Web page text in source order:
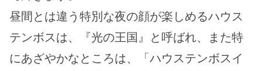
昼間とは違う特別な夜の顔が楽しめるハウス
テンボスは、『光の王国』と呼ばれ、また特
にあざやかなところは、「ハウステンボスイ